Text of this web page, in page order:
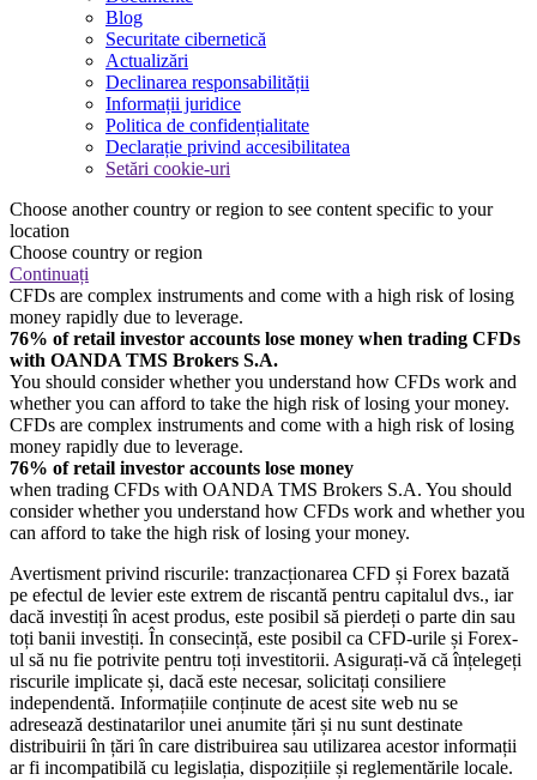
Blog
Securitate cibernetică
Actualizări
Declinarea responsabilității
Informații juridice
Politica de confidențialitate
Declarație privind accesibilitatea
Setări cookie-uri
Choose another country or region to see content specific to your
location
Choose country or region
Continuați
CFDs are complex instruments and come with a high risk of losing
money rapidly due to leverage.
76% of retail investor accounts lose money when trading CFDs
with OANDA TMS Brokers S.A.
You should consider whether you understand how CFDs work and
whether you can afford to take the high risk of losing your money.
CFDs are complex instruments and come with a high risk of losing
money rapidly due to leverage.
76% of retail investor accounts lose money
when trading CFDs with OANDA TMS Brokers S.A. You should
consider whether you understand how CFDs work and whether you
can afford to take the high risk of losing your money.
Avertisment privind riscurile: tranzacționarea CFD și Forex bazată
pe efectul de levier este extrem de riscantă pentru capitalul dvs., iar
dacă investiți în acest produs, este posibil să pierdeți o parte din sau
toți banii investiți. În consecință, este posibil ca CFD-urile și Forex-
ul să nu fie potrivite pentru toți investitorii. Asigurați-vă că înțelegeți
riscurile implicate și, dacă este necesar, solicitați consiliere
independentă. Informațiile conținute de acest site web nu se
adresează destinatarilor unei anumite țări și nu sunt destinate
distribuirii în țări în care distribuirea sau utilizarea acestor informații
ar fi incompatibilă cu legislația, dispozițiile și reglementările locale.